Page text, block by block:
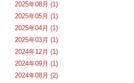
2025年08月 (1)
2025年05月 (1)
2025年04月 (1)
2025年03月 (1)
2024年12月 (1)
2024年09月 (1)
2024年08月 (2)